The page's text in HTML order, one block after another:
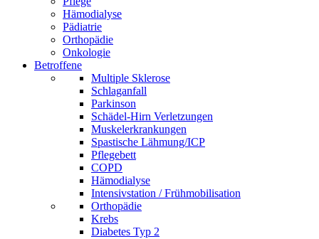
Hämodialyse
Pädiatrie
Orthopädie
Onkologie
Betroffene
Multiple Sklerose
Schlaganfall
Parkinson
Schädel-Hirn Verletzungen
Muskelerkrankungen
Spastische Lähmung/ICP
Pflegebett
COPD
Hämodialyse
Intensivstation / Frühmobilisation
Orthopädie
Krebs
Diabetes Typ 2